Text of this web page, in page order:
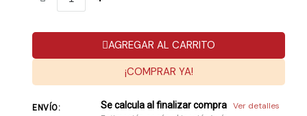
AGREGAR AL CARRITO
¡COMPRAR YA!
ENVÍO: Se calcula al finalizar compra Ver detalles